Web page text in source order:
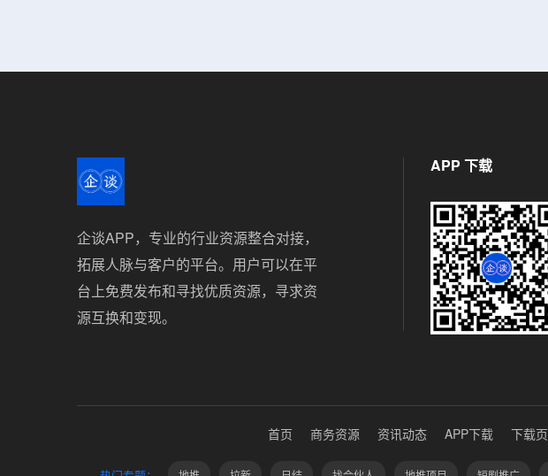
企谈APP，专业的行业资源整合对接，
拓展人脉与客户的平台。用户可以在平
台上免费发布和寻找优质资源，寻求资
源互换和变现。
APP 下载
首页 商务资源 资讯动态 APP下载 下载页